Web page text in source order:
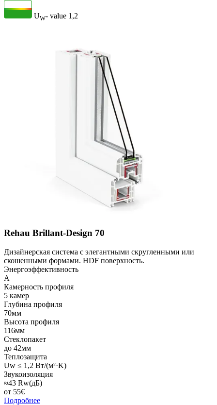
UW- value 1,2
Rehau Brillant-Design 70
Дизайнерская система с элегантными скругленными или
скошенными формами. HDF поверхность.
Энергоэффективность
A
Камерность профиля
5 камер
Глубина профиля
70мм
Высота профиля
116мм
Стеклопакет
до 42мм
Теплозащита
Uw ≤ 1,2 Вт/(м²·K)
Звукоизоляция
≈43 Rw(дБ)
от 55€
Подробнее